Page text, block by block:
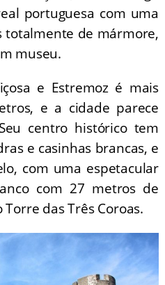
portuguesa com uma
totalmente de mármore,
museu.
e Estremoz é mais
e a cidade parece
centro histórico tem
e casinhas brancas, e
com uma espetacular
com 27 metros de
das Três Coroas.